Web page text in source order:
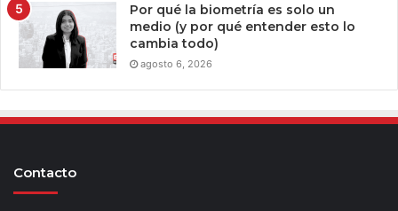
Por qué la biometría es solo un
medio (y por qué entender esto lo
cambia todo)
agosto 6, 2026
Contacto